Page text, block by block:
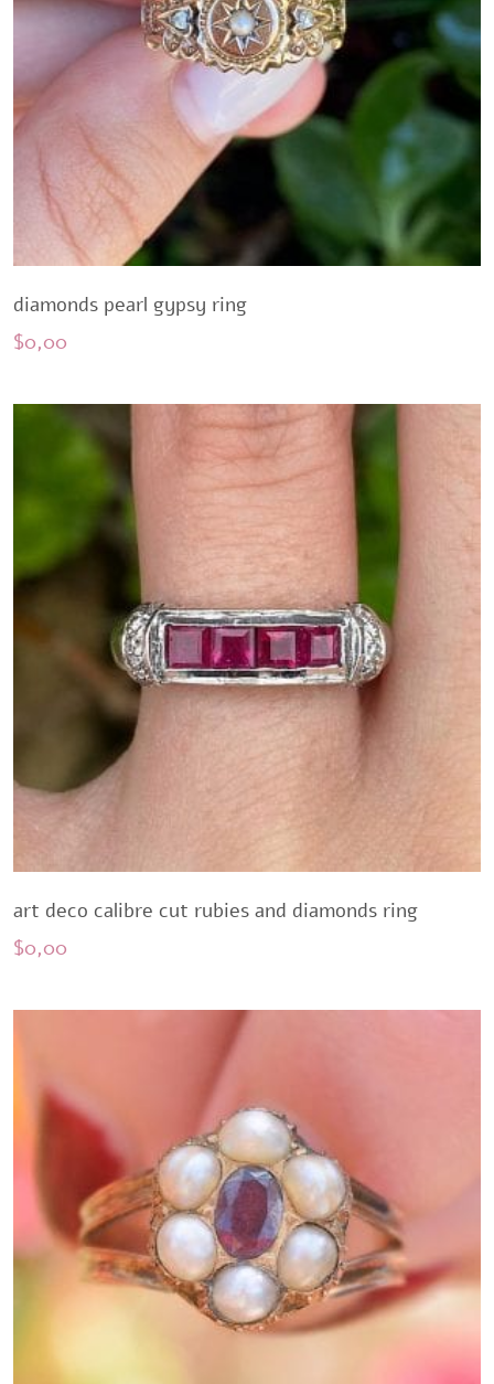
diamonds pearl gypsy ring
$0,00
art deco calibre cut rubies and diamonds ring
$0,00